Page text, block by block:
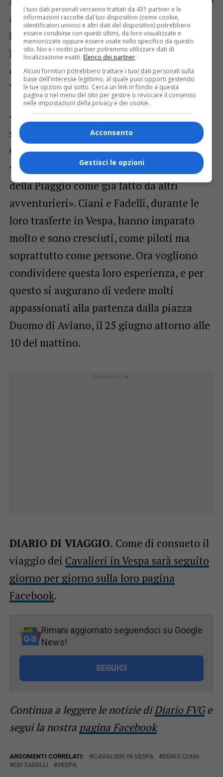
annunciato, ili 23 luglio a San Giovanni al
Natisone, e più nello specifico a Villa De
Brandis, dove ad accogliere Ciani e Fadelli
ci saranno tutti i Vespa Club del Friuli
Venezia Giulia.
«La nostra avventura sta riscuotendo
sempre maggiore interesse – aggiunge
Ciani – e stiamo pensando, al termine del
viaggio, di lasciare le nostre Px al museo
della Piaggio come già fatto da altri
avventurieri». Ciani e Fadelli, durante le
loro trasferte in Vespa, hanno imparato
molto e sono cresciuti, come piloti ma
soprattutto come persone. Ora vogliono
condividere questa loro esperienza, e per
questo si augurano di vedere molti
appassionati alla partenza dalla piazza
Duomo di Aviano, il 25 giugno attorno alle
10 del mattino.
DIARIO DI VIAGGIO. Come di consueto il
viaggio dei Cavalieri in Vespa sarà seguito
giorno per giorno sulla loro pagina
Facebook.
Rimani aggiornato seguendoci su Google
News!
SEGUICI
Continua a leggere le notizie diDiario FVGe
segui la nostra pagina Facebook
ARGOMENTI CORRELATI: CAVALIERI IN VESPA
DENIS CIANI
EDI FADELLI
VESPA
I tuoi dati personali verranno trattati da 431 partner e le
informazioni raccolte dal tuo dispositivo (come cookie,
identificatori univoci e altri dati del dispositivo) potrebbero
essere condivise con questi ultimi, da loro visualizzate e
memorizzate oppure essere usate nello specifico da questo
sito. Noi e i nostri partner potremmo utilizzare dati di
localizzazione esatti. Elenco dei partner.
Alcuni fornitori potrebbero trattare i tuoi dati personali sulla
base dell'interesse legittimo, al quale puoi opporti gestendo
le tue opzioni qui sotto. Cerca un link in fondo a questa
pagina o nel menu del sito per gestire o revocare il consenso
nelle impostazioni della privacy e dei cookie.
Acconsento
Gestisci le opzioni